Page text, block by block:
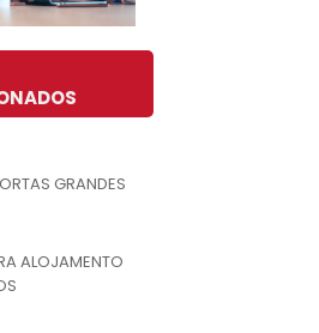
GRANDES
ALOJAMENTO